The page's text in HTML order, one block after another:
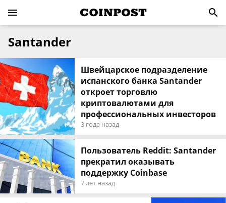
Santander
Швейцарское подразделение
испанского банка Santander
откроет торговлю
криптовалютами для
профессиональных инвесторов
3 года назад
Пользователь Reddit: Santander
прекратил оказывать
поддержку Coinbase
7 лет назад